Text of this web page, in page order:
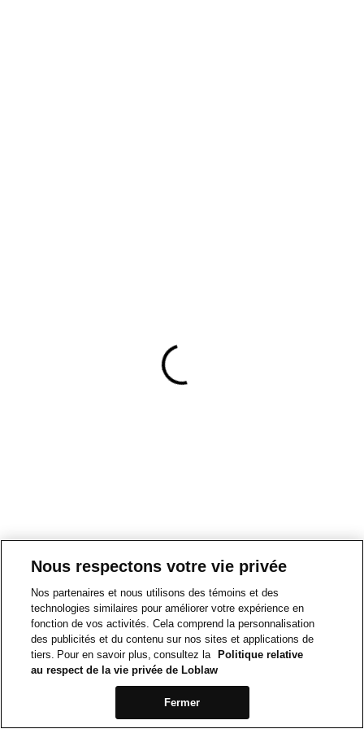
Nous respectons votre vie privée
Nos partenaires et nous utilisons des témoins et des
technologies similaires pour améliorer votre expérience en
fonction de vos activités. Cela comprend la personnalisation
des publicités et du contenu sur nos sites et applications de
tiers. Pour en savoir plus, consultez la
Politique relative
au respect de la vie privée de Loblaw
Fermer